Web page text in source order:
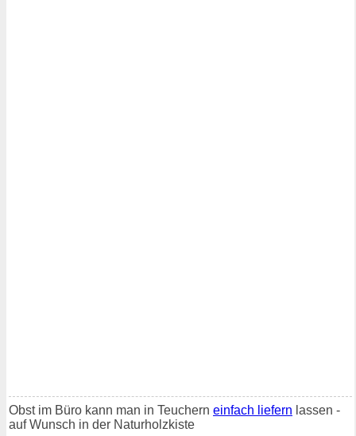
Obst im Büro kann man in Teuchern einfach liefern lassen -
auf Wunsch in der Naturholzkiste